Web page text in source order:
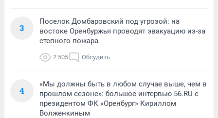
3
Поселок Домбаровский под угрозой: на
востоке Оренбуржья проводят эвакуацию из-за
степного пожара
2 505 Обсудить
4
«Мы должны быть в любом случае выше, чем в
прошлом сезоне»: большое интервью 56.RU с
президентом ФК «Оренбург» Кириллом
Волженкиным